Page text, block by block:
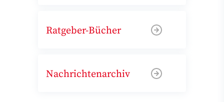
Ratgeber-Bücher
Nachrichtenarchiv